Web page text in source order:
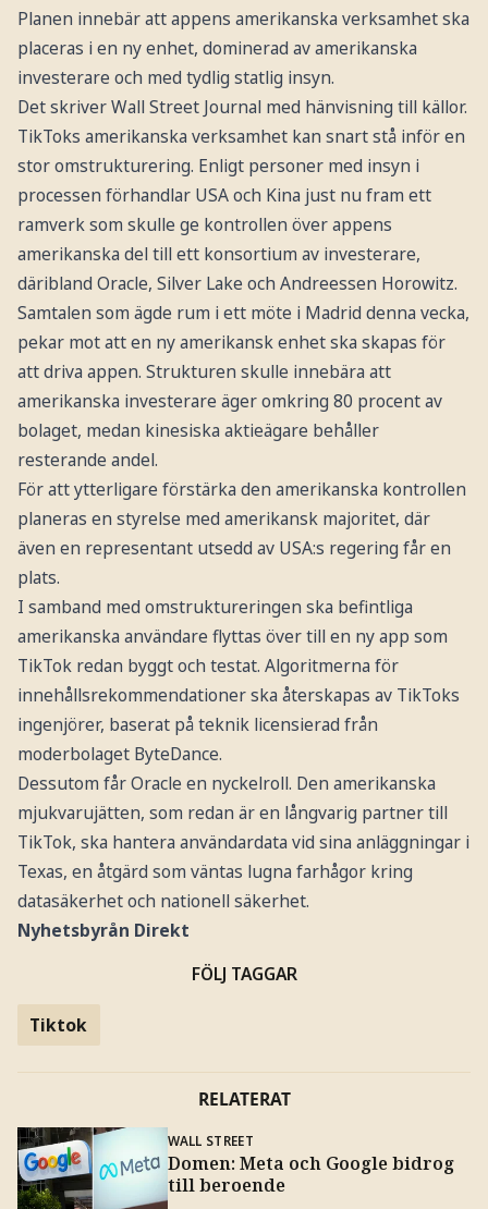
Planen innebär att appens amerikanska verksamhet ska
placeras i en ny enhet, dominerad av amerikanska
investerare och med tydlig statlig insyn.
Det skriver Wall Street Journal med hänvisning till källor.
TikToks amerikanska verksamhet kan snart stå inför en
stor omstrukturering. Enligt personer med insyn i
processen förhandlar USA och Kina just nu fram ett
ramverk som skulle ge kontrollen över appens
amerikanska del till ett konsortium av investerare,
däribland Oracle, Silver Lake och Andreessen Horowitz.
Samtalen som ägde rum i ett möte i Madrid denna vecka,
pekar mot att en ny amerikansk enhet ska skapas för
att driva appen. Strukturen skulle innebära att
amerikanska investerare äger omkring 80 procent av
bolaget, medan kinesiska aktieägare behåller
resterande andel.
För att ytterligare förstärka den amerikanska kontrollen
planeras en styrelse med amerikansk majoritet, där
även en representant utsedd av USA:s regering får en
plats.
I samband med omstruktureringen ska befintliga
amerikanska användare flyttas över till en ny app som
TikTok redan byggt och testat. Algoritmerna för
innehållsrekommendationer ska återskapas av TikToks
ingenjörer, baserat på teknik licensierad från
moderbolaget ByteDance.
Dessutom får Oracle en nyckelroll. Den amerikanska
mjukvarujätten, som redan är en långvarig partner till
TikTok, ska hantera användardata vid sina anläggningar i
Texas, en åtgärd som väntas lugna farhågor kring
datasäkerhet och nationell säkerhet.
Nyhetsbyrån Direkt
FÖLJ TAGGAR
Tiktok
RELATERAT
WALL STREET
Domen: Meta och Google bidrog
till beroende